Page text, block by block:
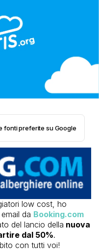
fonti preferite su Google
low cost, ho
da Booking.com
del lancio della nuova
dal 50%.
con tutti voi!